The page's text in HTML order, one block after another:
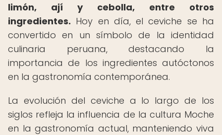
limón, ají y cebolla, entre otros
ingredientes. Hoy en día, el ceviche se ha
convertido en un símbolo de la identidad
culinaria peruana, destacando la
importancia de los ingredientes autóctonos
en la gastronomía contemporánea.
La evolución del ceviche a lo largo de los
siglos refleja la influencia de la cultura Moche
en la gastronomía actual, manteniendo viva